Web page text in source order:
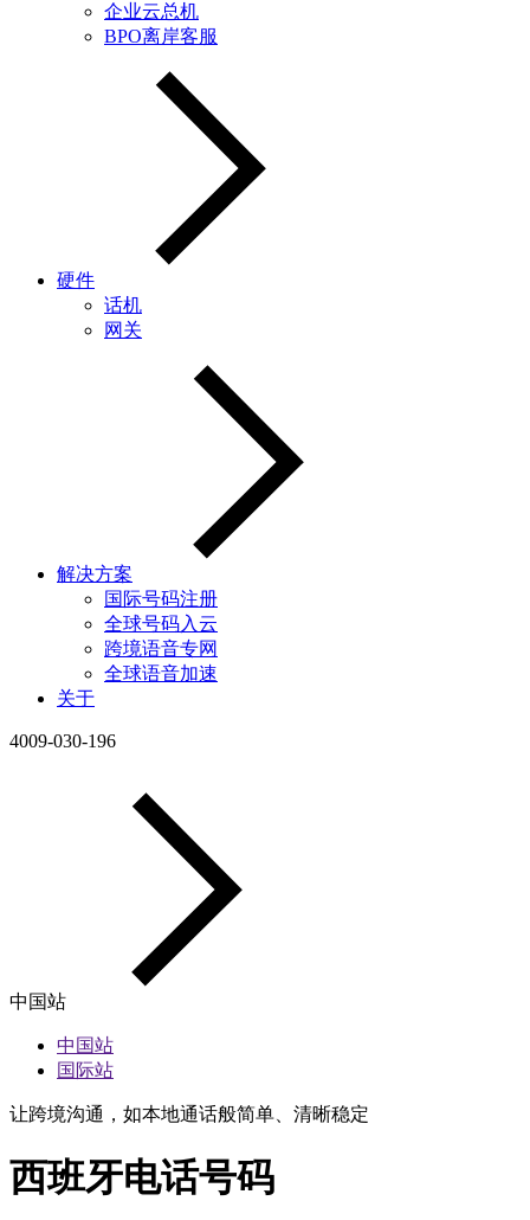
企业云总机
BPO离岸客服
硬件
话机
网关
解决方案
国际号码注册
全球号码入云
跨境语音专网
全球语音加速
关于
4009-030-196
中国站
中国站
国际站
让跨境沟通，如本地通话般简单、清晰稳定
西班牙电话号码